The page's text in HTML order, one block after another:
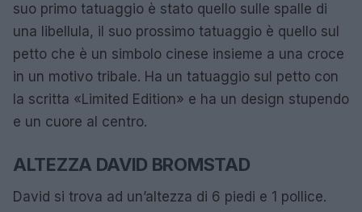
suo primo tatuaggio è stato quello sulle spalle di
una libellula, il suo prossimo tatuaggio è quello sul
petto che è un simbolo cinese insieme a una croce
in un motivo tribale. Ha un tatuaggio sul petto con
la scritta «Limited Edition» e ha un design stupendo
e un cuore al centro.
ALTEZZA DAVID BROMSTAD
David si trova ad un’altezza di 6 piedi e 1 pollice.